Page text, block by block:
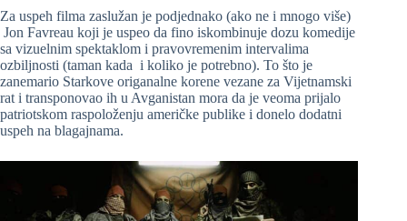
Za uspeh filma zaslužan je podjednako (ako ne i mnogo više)
Jon Favreau koji je uspeo da fino iskombinuje dozu komedije
sa vizuelnim spektaklom i pravovremenim intervalima
ozbiljnosti (taman kada i koliko je potrebno). To što je
zanemario Starkove origanalne korene vezane za Vijetnamski
rat i transponovao ih u Avganistan mora da je veoma prijalo
patriotskom raspoloženju američke publike i donelo dodatni
uspeh na blagajnama.